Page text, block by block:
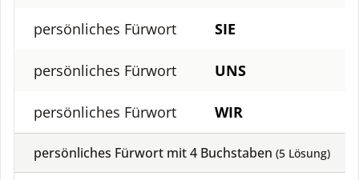
persönliches Fürwort SIE
persönliches Fürwort UNS
persönliches Fürwort WIR
persönliches Fürwort mit4 Buchstaben (5 Lösung)